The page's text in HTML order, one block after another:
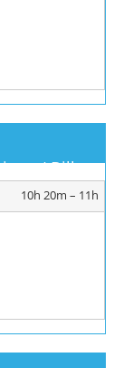
/ Billets
10h 20m – 11h